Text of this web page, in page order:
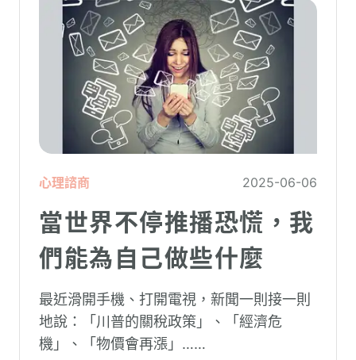
心理諮商 2025-06-06
當世界不停推播恐慌，我
們能為自己做些什麼
最近滑開手機、打開電視，新聞一則接一則
地說：「川普的關稅政策」、「經濟危
機」、「物價會再漲」……